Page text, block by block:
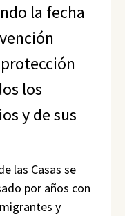
la fecha
los
y de sus
las Casas se
por años con
y